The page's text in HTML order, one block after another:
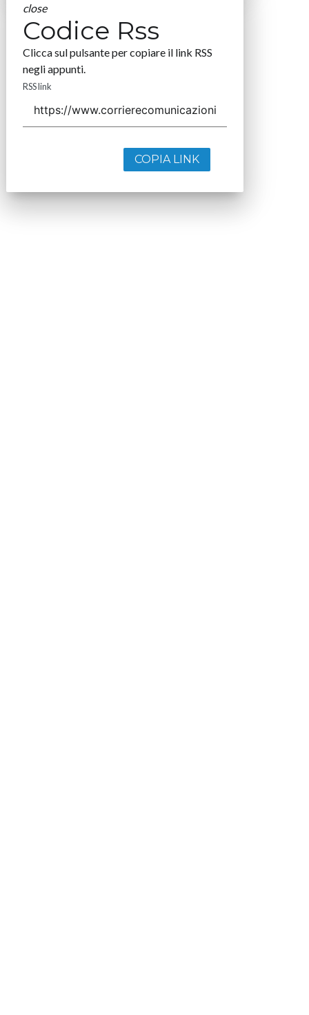
close
Codice Rss
Clicca sul pulsante per copiare il link RSS
negli appunti.
RSS link
COPIA LINK